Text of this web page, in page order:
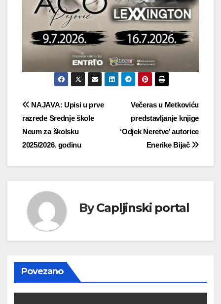
Navigacija
objava
Večeras u Metkoviću
predstavljanje knjige
‘Odjek Neretve’ autorice
Enerike Bijač
NAJAVA: Upisi u prve
razrede Srednje škole
Neum za školsku
2025/2026. godinu
ByCapljinski portal
Povezano